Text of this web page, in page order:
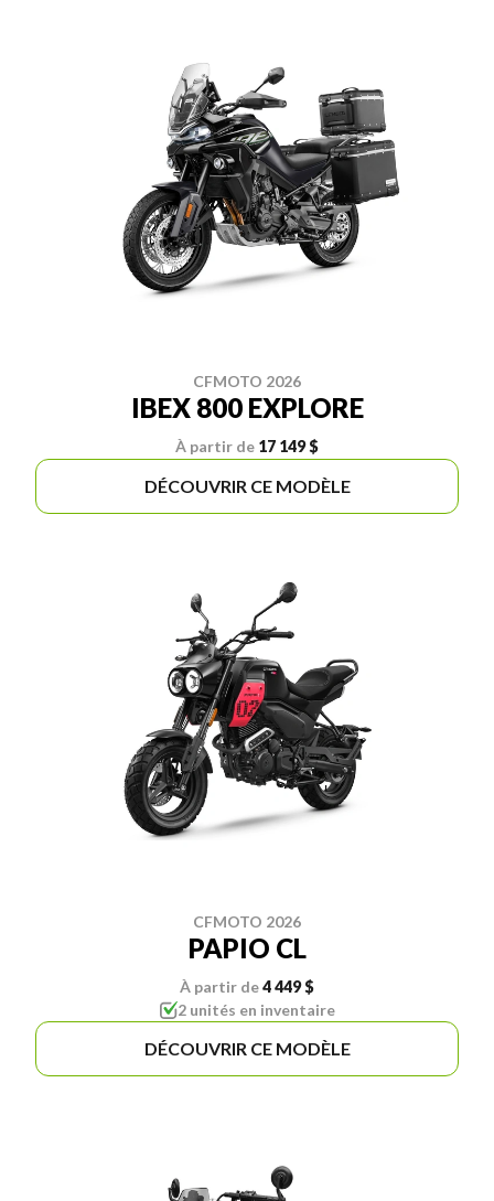
CFMOTO 2026
IBEX 800 EXPLORE
À partir de 17 149 $
DÉCOUVRIR CE MODÈLE
CFMOTO 2026
PAPIO CL
À partir de4 449 $
2 unités en inventaire
DÉCOUVRIR CE MODÈLE